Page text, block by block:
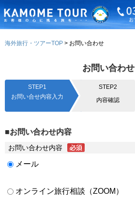
海外旅行・ツアーTOP お問い合わせ
お問い合わせ
STEP1
お問い合せ内容入力
STEP2
内容確認
■お問い合わせ内容
お問い合わせ内容
メール
オンライン旅行相談（ZOOM）